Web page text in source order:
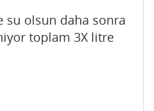
su olsun daha sonra
toplam 3X litre